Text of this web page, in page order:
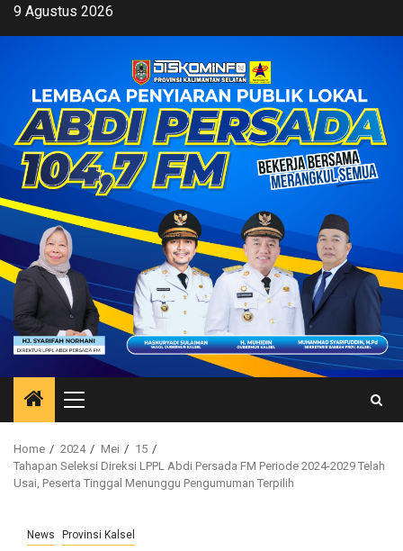
Skip9 Agustus 2026
Primary
Menu
Home 2024 Mei
15
Tahapan Seleksi Direksi LPPL Abdi Persada FM Periode 2024-2029 Telah
Usai, Peserta Tinggal Menunggu Pengumuman Terpilih
News Provinsi Kalsel